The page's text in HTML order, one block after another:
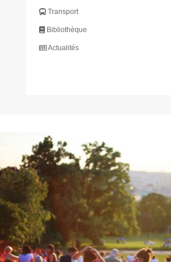
Transport
Bibliothèque
Actualités